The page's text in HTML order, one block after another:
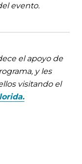
evento.
el apoyo de
y les
visitando el